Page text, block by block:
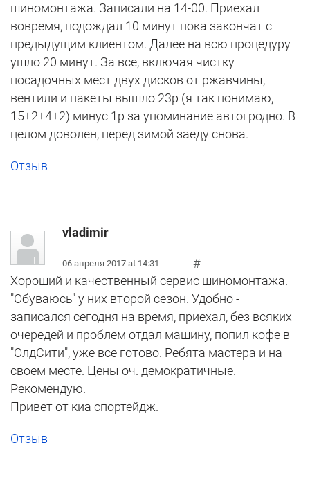
шиномонтажа. Записали на 14-00. Приехал
вовремя, подождал 10 минут пока закончат с
предыдущим клиентом. Далее на всю процедуру
ушло 20 минут. За все, включая чистку
посадочных мест двух дисков от ржавчины,
вентили и пакеты вышло 23р (я так понимаю,
15+2+4+2) минус 1р за упоминание автогродно. В
целом доволен, перед зимой заеду снова.
Отзыв
vladimir
06 апреля 2017 at 14:31
#
Хороший и качественный сервис шиномонтажа.
"Обуваюсь" у них второй сезон. Удобно -
записался сегодня на время, приехал, без всяких
очередей и проблем отдал машину, попил кофе в
"ОлдСити", уже все готово. Ребята мастера и на
своем месте. Цены оч. демократичные.
Рекомендую.
Привет от киа спортейдж.
Отзыв